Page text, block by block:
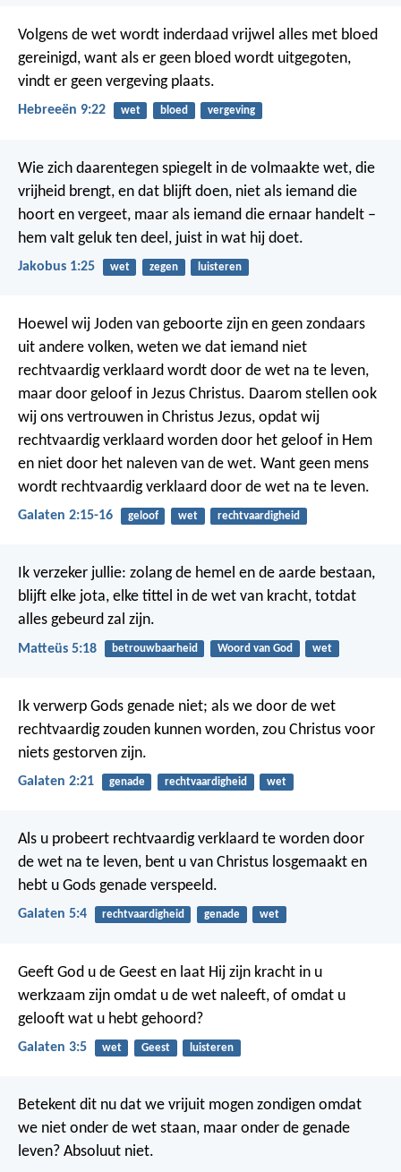
Volgens de wet wordt inderdaad vrijwel alles met bloed
gereinigd, want als er geen bloed wordt uitgegoten,
vindt er geen vergeving plaats.
Hebreeën 9:22 wet bloed vergeving
Wie zich daarentegen spiegelt in de volmaakte wet, die
vrijheid brengt, en dat blijft doen, niet als iemand die
hoort en vergeet, maar als iemand die ernaar handelt –
hem valt geluk ten deel, juist in wat hij doet.
Jakobus 1:25 wet zegen luisteren
Hoewel wij Joden van geboorte zijn en geen zondaars
uit andere volken, weten we dat iemand niet
rechtvaardig verklaard wordt door de wet na te leven,
maar door geloof in Jezus Christus. Daarom stellen ook
wij ons vertrouwen in Christus Jezus, opdat wij
rechtvaardig verklaard worden door het geloof in Hem
en niet door het naleven van de wet. Want geen mens
wordt rechtvaardig verklaard door de wet na te leven.
Galaten 2:15-16 geloof wet rechtvaardigheid
Ik verzeker jullie: zolang de hemel en de aarde bestaan,
blijft elke jota, elke tittel in de wet van kracht, totdat
alles gebeurd zal zijn.
Matteüs 5:18 betrouwbaarheid Woord van God wet
Ik verwerp Gods genade niet; als we door de wet
rechtvaardig zouden kunnen worden, zou Christus voor
niets gestorven zijn.
Galaten 2:21 genade rechtvaardigheid wet
Als u probeert rechtvaardig verklaard te worden door
de wet na te leven, bent u van Christus losgemaakt en
hebt u Gods genade verspeeld.
Galaten 5:4 rechtvaardigheid genade wet
Geeft God u de Geest en laat Hij zijn kracht in u
werkzaam zijn omdat u de wet naleeft, of omdat u
gelooft wat u hebt gehoord?
Galaten 3:5 wet Geest luisteren
Betekent dit nu dat we vrijuit mogen zondigen omdat
we niet onder de wet staan, maar onder de genade
leven? Absoluut niet.